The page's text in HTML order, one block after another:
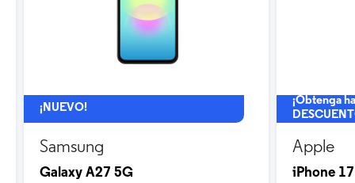
¡NUEVO!
Samsung
Galaxy A27 5G
¡Obtenga
Apple
iPhone